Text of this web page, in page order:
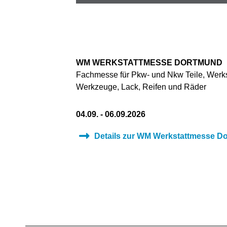
WM WERKSTATTMESSE DORTMUND
Fachmesse für Pkw- und Nkw Teile,
Werkzeuge, Lack, Reifen und Räder
04.09. - 06.09.2026
Details zur WM Werkstattmesse